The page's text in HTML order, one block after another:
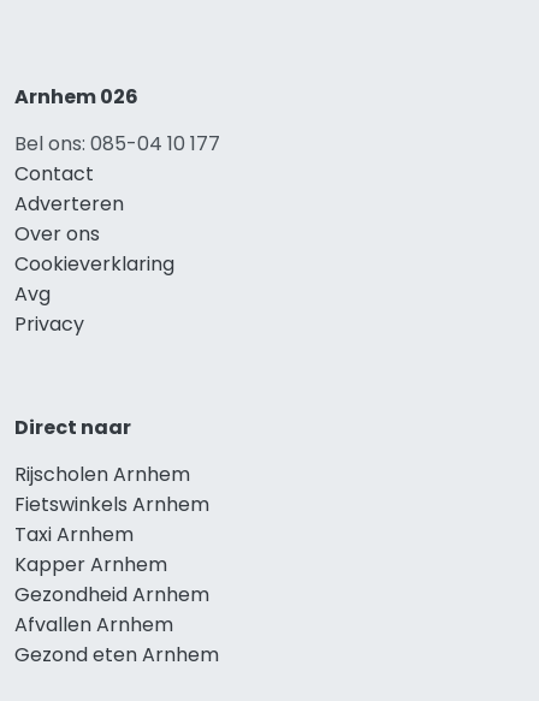
Arnhem 026
Bel ons: 085-04 10 177
Contact
Adverteren
Over ons
Cookieverklaring
Avg
Privacy
Direct naar
Rijscholen Arnhem
Fietswinkels Arnhem
Taxi Arnhem
Kapper Arnhem
Gezondheid Arnhem
Afvallen Arnhem
Gezond eten Arnhem